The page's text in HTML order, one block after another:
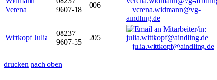
Verena
9607-18
006
verena.widmann@vg-
aindling.de
Wittkopf Julia
08237
9607-35
205
julia.wittkopf@aindling.de
drucken nach oben